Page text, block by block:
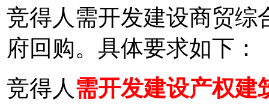
竞得人需开发建设商贸综
府回购。具体要求如下：
竞得人 需开发建设产权建